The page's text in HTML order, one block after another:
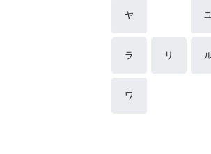
ヤ
ラ リ
ワ